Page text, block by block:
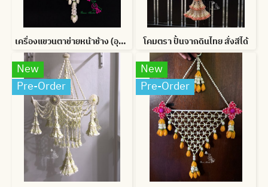
เครื่องแขวนตาข่ายหน้าช้าง (อุบะดอกจำปี) โคมตรา ปั้นจากดินไทย สั่งสีได้
New
Pre-Order
New
Pre-Order